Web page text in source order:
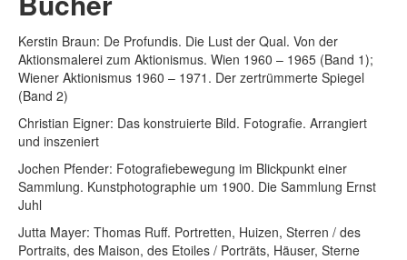
Kerstin Braun: De Profundis. Die Lust der Qual. Von der
Aktionsmalerei zum Aktionismus. Wien 1960 – 1965 (Band 1);
Wiener Aktionismus 1960 – 1971. Der zertrümmerte Spiegel
(Band 2)
Christian Eigner: Das konstruierte Bild. Fotografie. Arrangiert
und inszeniert
Jochen Pfender: Fotografiebewegung im Blickpunkt einer
Sammlung. Kunstphotographie um 1900. Die Sammlung Ernst
Juhl
Jutta Mayer: Thomas Ruff. Portretten, Huizen, Sterren / des
Portraits, des Maison, des Etoiles / Porträts, Häuser, Sterne